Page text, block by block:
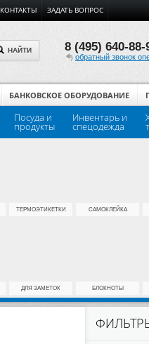
КОНТАКТЫ ЗАДАТЬ ВОПРОС
8 (495) 640-88-
обратный звонок
НАЙТИ
БАНКОВСКОЕ ОБОРУДОВАНИЕ
Посуда и
продукты
Инвентарь и
спецодежда
ТЕРМОЭТИКЕТКИ САМОКЛЕЙКА
ДЛЯ ЗАМЕТОК БЛОКНОТЫ